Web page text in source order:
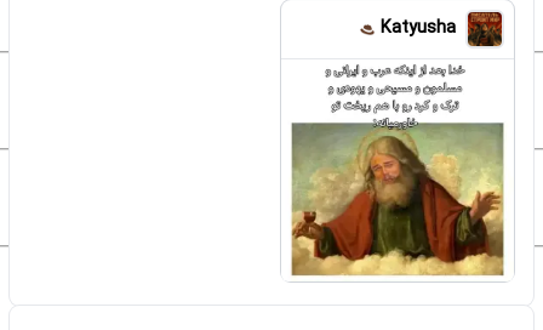
Katyusha